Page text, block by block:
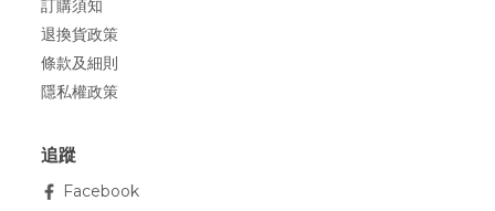
訂購須知
退換貨政策
條款及細則
隱私權政策
追蹤
Facebook